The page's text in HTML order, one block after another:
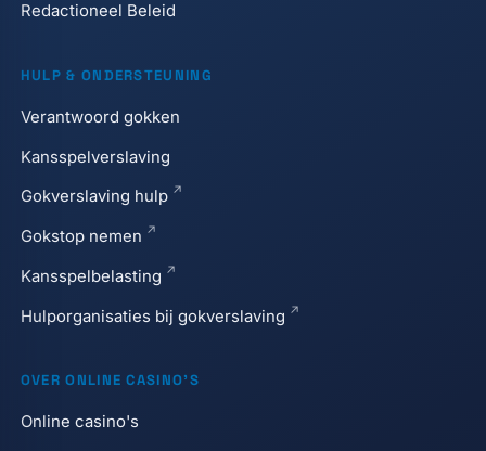
Redactioneel Beleid
HULP & ONDERSTEUNING
Verantwoord gokken
Kansspelverslaving
Gokverslaving hulp
Gokstop nemen
Kansspelbelasting
Hulporganisaties bij gokverslaving
OVER ONLINE CASINO'S
Online casino's